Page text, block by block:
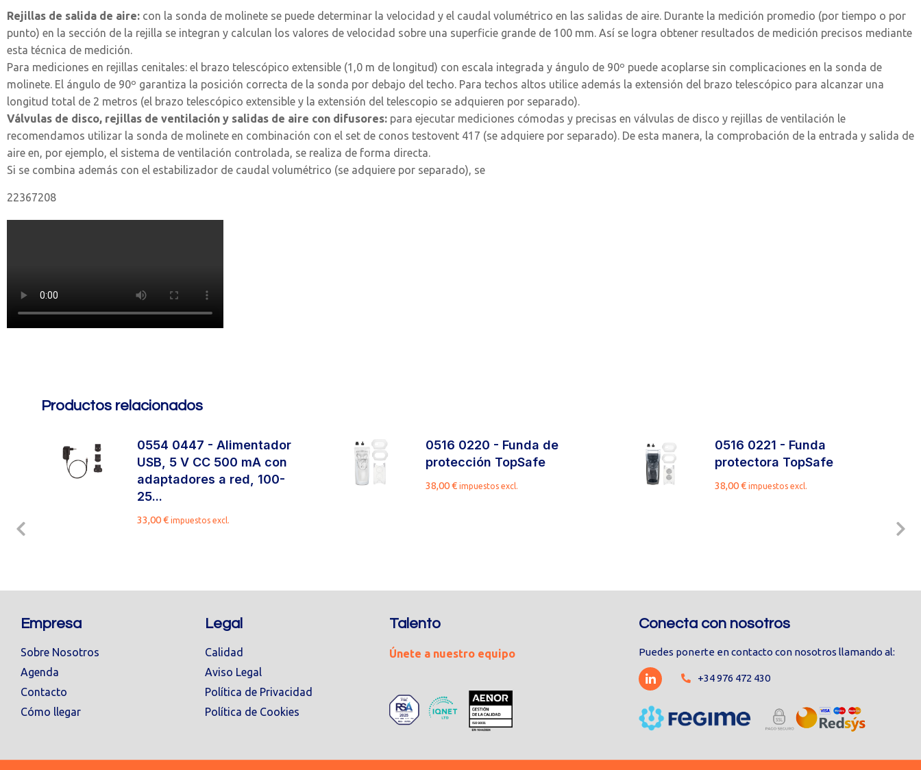
Rejillas de salida de aire: con la sonda de molinete se puede determinar la velocidad y el caudal volumétrico en las salidas de aire. Durante la medición promedio (por tiempo o por
punto) en la sección de la rejilla se integran y calculan los valores de velocidad sobre una superficie grande de 100 mm. Así se logra obtener resultados de medición precisos mediante
esta técnica de medición.
Para mediciones en rejillas cenitales: el brazo telescópico extensible (1,0 m de longitud) con escala integrada y ángulo de 90º puede acoplarse sin complicaciones en la sonda de
molinete. El ángulo de 90º garantiza la posición correcta de la sonda por debajo del techo. Para techos altos utilice además la extensión del brazo telescópico para alcanzar una
longitud total de 2 metros (el brazo telescópico extensible y la extensión del telescopio se adquieren por separado).
Válvulas de disco, rejillas de ventilación y salidas de aire con difusores: para ejecutar mediciones cómodas y precisas en válvulas de disco y rejillas de ventilación le
recomendamos utilizar la sonda de molinete en combinación con el set de conos testovent 417 (se adquiere por separado). De esta manera, la comprobación de la entrada y salida de
aire en, por ejemplo, el sistema de ventilación controlada, se realiza de forma directa.
Si se combina además con el estabilizador de caudal volumétrico (se adquiere por separado), se
22367208
Productos relacionados
0554 0447 - Alimentador
USB, 5 V CC 500 mA con
adaptadores a red, 100-
25...
33,00€ impuestos excl.
0516 0220 - Funda de
protección TopSafe
38,00€ impuestos excl.
0516 0221 - Funda
protectora TopSafe
38,00€ impuestos excl.
Empresa
Sobre Nosotros
Agenda
Contacto
Cómo llegar
Legal
Calidad
Aviso Legal
Política de Privacidad
Política de Cookies
Talento
Únete a nuestro equipo
Conecta con nosotros
Puedes ponerte en contacto con nosotros llamando al:
+34 976 472 430